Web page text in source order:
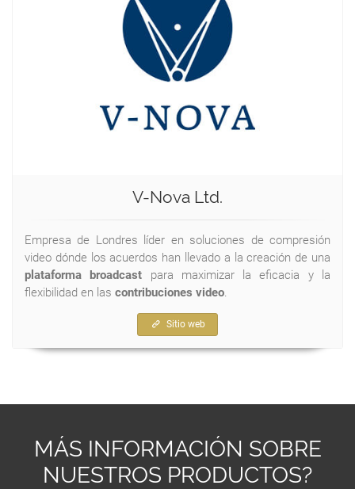
V-Nova Ltd.
Empresa de Londres líder en soluciones de compresión
video dónde los acuerdos han llevado a la creación de una
plataforma broadcast para maximizar la eficacia y la
flexibilidad en las contribuciones video.
Sitio web
MÁS INFORMACIÓN SOBRE
NUESTROS PRODUCTOS?